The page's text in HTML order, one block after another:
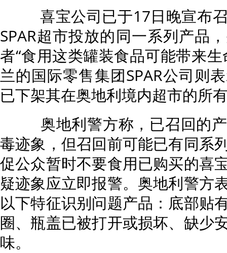
喜宝公司已于17日晚宣布
SPAR超市投放的同一系列产品
者“食用这类罐装食品可能带来
兰的国际零售集团SPAR公司则
已下架其在奥地利境内超市的所
奥地利警方称，已召回的
毒迹象，但召回前可能已有同系
促公众暂时不要食用已购买的喜
疑迹象应立即报警。奥地利警方
以下特征识别问题产品：底部贴
圈、瓶盖已被打开或损坏、缺少
味。